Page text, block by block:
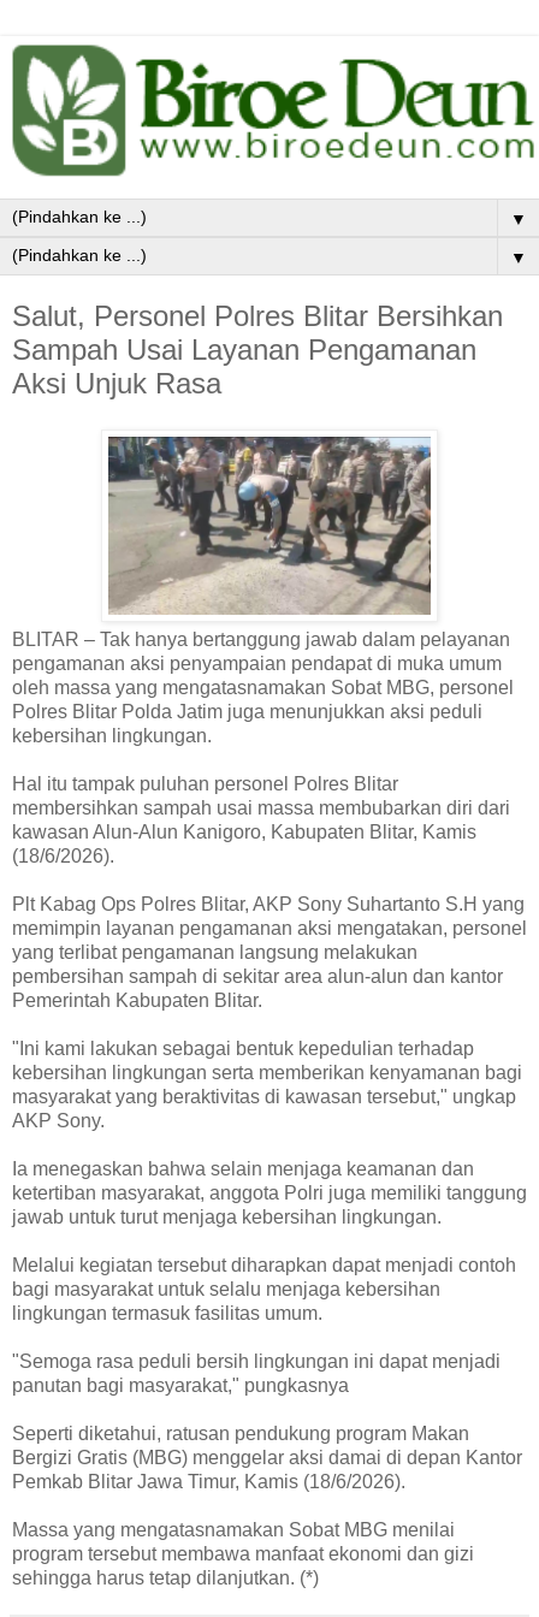
▼
▼
Salut, Personel Polres Blitar Bersihkan
Sampah Usai Layanan Pengamanan
Aksi Unjuk Rasa
BLITAR – Tak hanya bertanggung jawab dalam pelayanan
pengamanan aksi penyampaian pendapat di muka umum
oleh massa yang mengatasnamakan Sobat MBG, personel
Polres Blitar Polda Jatim juga menunjukkan aksi peduli
kebersihan lingkungan.
Hal itu tampak puluhan personel Polres Blitar
membersihkan sampah usai massa membubarkan diri dari
kawasan Alun-Alun Kanigoro, Kabupaten Blitar, Kamis
(18/6/2026).
Plt Kabag Ops Polres Blitar, AKP Sony Suhartanto S.H yang
memimpin layanan pengamanan aksi mengatakan, personel
yang terlibat pengamanan langsung melakukan
pembersihan sampah di sekitar area alun-alun dan kantor
Pemerintah Kabupaten Blitar.
"Ini kami lakukan sebagai bentuk kepedulian terhadap
kebersihan lingkungan serta memberikan kenyamanan bagi
masyarakat yang beraktivitas di kawasan tersebut," ungkap
AKP Sony.
Ia menegaskan bahwa selain menjaga keamanan dan
ketertiban masyarakat, anggota Polri juga memiliki tanggung
jawab untuk turut menjaga kebersihan lingkungan.
Melalui kegiatan tersebut diharapkan dapat menjadi contoh
bagi masyarakat untuk selalu menjaga kebersihan
lingkungan termasuk fasilitas umum.
"Semoga rasa peduli bersih lingkungan ini dapat menjadi
panutan bagi masyarakat," pungkasnya
Seperti diketahui, ratusan pendukung program Makan
Bergizi Gratis (MBG) menggelar aksi damai di depan Kantor
Pemkab Blitar Jawa Timur, Kamis (18/6/2026).
Massa yang mengatasnamakan Sobat MBG menilai
program tersebut membawa manfaat ekonomi dan gizi
sehingga harus tetap dilanjutkan. (*)